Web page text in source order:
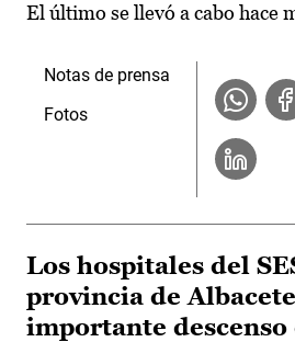
El último se llevó a cabo hace
Notas de prensa
Fotos
Los hospitales del
provincia de
importante